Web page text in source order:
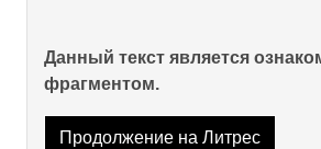
Данный текст является
фрагментом.
Продолжение на Литрес